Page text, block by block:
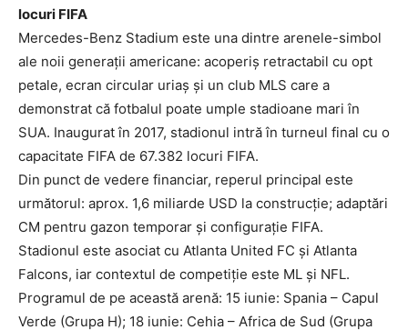
locuri FIFA
Mercedes-Benz Stadium este una dintre arenele-simbol
ale noii generații americane: acoperiș retractabil cu opt
petale, ecran circular uriaș și un club MLS care a
demonstrat că fotbalul poate umple stadioane mari în
SUA. Inaugurat în 2017, stadionul intră în turneul final cu o
capacitate FIFA de 67.382 locuri FIFA.
Din punct de vedere financiar, reperul principal este
următorul: aprox. 1,6 miliarde USD la construcție; adaptări
CM pentru gazon temporar și configurație FIFA.
Stadionul este asociat cu Atlanta United FC și Atlanta
Falcons, iar contextul de competiție este ML și NFL.
Programul de pe această arenă: 15 iunie: Spania – Capul
Verde (Grupa H); 18 iunie: Cehia – Africa de Sud (Grupa